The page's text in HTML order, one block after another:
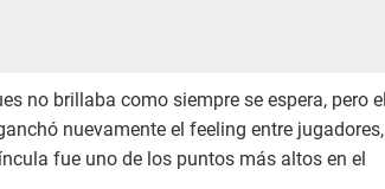
no brillaba como siempre se espera, pero el
nuevamente el feeling entre jugadores,
fue uno de los puntos más altos en el